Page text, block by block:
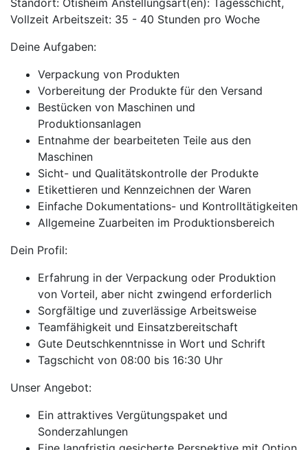
Standort: Ötisheim Anstellungsart(en): Tagesschicht,
Vollzeit Arbeitszeit: 35 - 40 Stunden pro Woche
Deine Aufgaben:
Verpackung von Produkten
Vorbereitung der Produkte für den Versand
Bestücken von Maschinen und
Produktionsanlagen
Entnahme der bearbeiteten Teile aus den
Maschinen
Sicht- und Qualitätskontrolle der Produkte
Etikettieren und Kennzeichnen der Waren
Einfache Dokumentations- und Kontrolltätigkeiten
Allgemeine Zuarbeiten im Produktionsbereich
Dein Profil:
Erfahrung in der Verpackung oder Produktion
von Vorteil, aber nicht zwingend erforderlich
Sorgfältige und zuverlässige Arbeitsweise
Teamfähigkeit und Einsatzbereitschaft
Gute Deutschkenntnisse in Wort und Schrift
Tagschicht von 08:00 bis 16:30 Uhr
Unser Angebot:
Ein attraktives Vergütungspaket und
Sonderzahlungen